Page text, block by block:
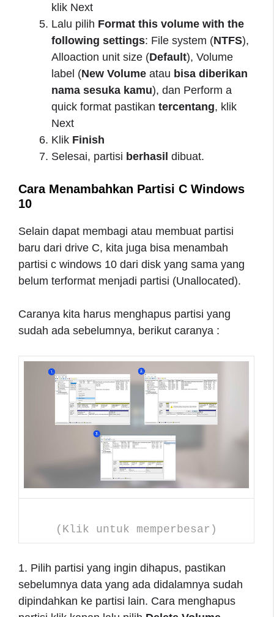
klik Next
Lalu pilih Format this volume with the
following settings: File system (NTFS),
Alloaction unit size (Default), Volume
label (New Volume atau bisa diberikan
nama sesuka kamu), dan Perform a
quick format pastikan tercentang, klik
Next
Klik Finish
Selesai, partisi berhasil dibuat.
Cara Menambahkan Partisi C Windows
10
Selain dapat membagi atau membuat partisi
baru dari drive C, kita juga bisa menambah
partisi c windows 10 dari disk yang sama yang
belum terformat menjadi partisi (Unallocated).
Caranya kita harus menghapus partisi yang
sudah ada sebelumnya, berikut caranya :
(Klik untuk memperbesar)
1. Pilih partisi yang ingin dihapus, pastikan
sebelumnya data yang ada didalamnya sudah
dipindahkan ke partisi lain. Cara menghapus